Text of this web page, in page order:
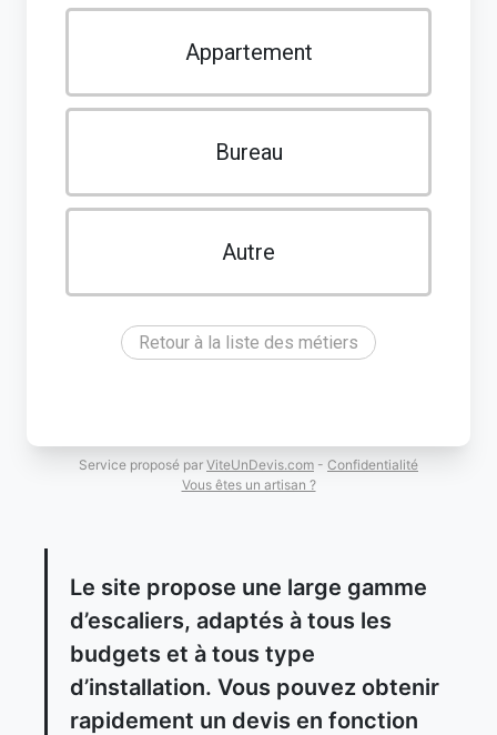
Appartement
Bureau
Autre
Retour à la liste des métiers
Service proposé par ViteUnDevis.com - Confidentialité
Vous êtes un artisan ?
Le site propose une large gamme
d’escaliers, adaptés à tous les
budgets et à tous type
d’installation. Vous pouvez obtenir
rapidement un devis en fonction